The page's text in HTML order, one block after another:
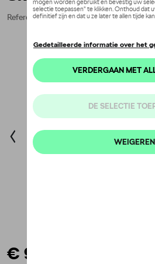
Referentie: 6U0084300D 041
€ 9,99